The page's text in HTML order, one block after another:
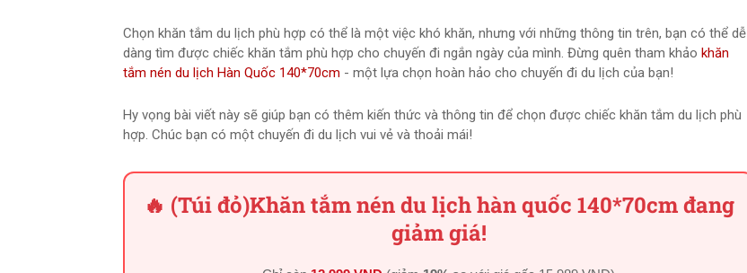
Chọn khăn tắm du lịch phù hợp có thể là một việc khó khăn, nhưng với những thông tin trên, bạn có thể dễ
dàng tìm được chiếc khăn tắm phù hợp cho chuyến đi ngắn ngày của mình. Đừng quên tham khảo khăn
tắm nén du lịch Hàn Quốc 140*70cm - một lựa chọn hoàn hảo cho chuyến đi du lịch của bạn!
Hy vọng bài viết này sẽ giúp bạn có thêm kiến thức và thông tin để chọn được chiếc khăn tắm du lịch phù
hợp. Chúc bạn có một chuyến đi du lịch vui vẻ và thoải mái!
🔥 (Túi đỏ)Khăn tắm nén du lịch hàn quốc 140*70cm đang
giảm giá!